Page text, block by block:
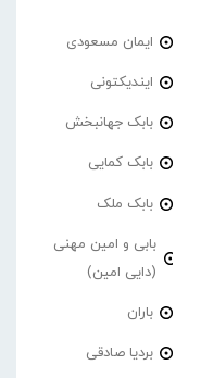
ایمان مسعودی
ایندیکتونی
بابک جهانبخش
بابک کمایی
بابک ملک
بابی و امین مهنی
(دایی امین)
باران
بردیا صادقی